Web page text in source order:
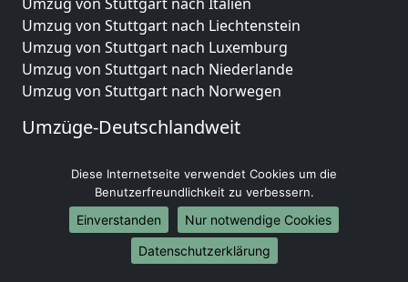
Umzug von Stuttgart nach Liechtenstein
Umzug von Stuttgart nach Luxemburg
Umzug von Stuttgart nach Niederlande
Umzug von Stuttgart nach Norwegen
Umzüge-Deutschlandweit
Umzug von Stuttgart nach Hamburg
Umzug von Stuttgart nach München
Umzug von Stuttgart nach Köln
Umzug von Stuttgart nach Frankfurt am Main
Umzug von Stuttgart nach Stuttgart
Diese Internetseite verwendet Cookies um die
Benutzerfreundlichkeit zu verbessern.
Einverstanden
Nur notwendige Cookies
Datenschutzerklärung